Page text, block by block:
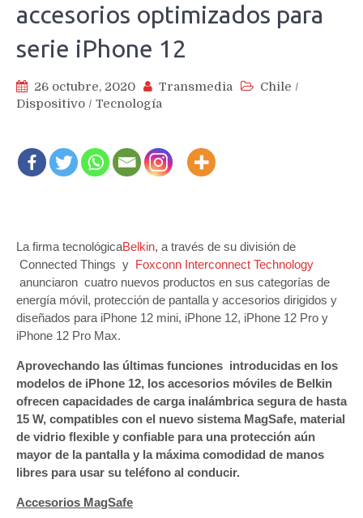
accesorios optimizados para
serie iPhone 12
26 octubre, 2020 Transmedia Chile /
Dispositivo / Tecnología
La firma tecnológicaBelkin, a través de su división de
Connected Things y Foxconn Interconnect Technology
anunciaron cuatro nuevos productos en sus categorías de
energía móvil, protección de pantalla y accesorios dirigidos y
diseñados para iPhone 12 mini, iPhone 12, iPhone 12 Pro y
iPhone 12 Pro Max.
Aprovechando las últimas funciones introducidas en los
modelos de iPhone 12, los accesorios móviles de Belkin
ofrecen capacidades de carga inalámbrica segura de hasta
15 W, compatibles con el nuevo sistema MagSafe, material
de vidrio flexible y confiable para una protección aún
mayor de la pantalla y la máxima comodidad de manos
libres para usar su teléfono al conducir.
Accesorios MagSafe